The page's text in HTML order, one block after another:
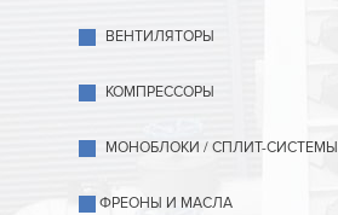
ВЕНТИЛЯТОРЫ
КОМПРЕССОРЫ
МОНОБЛОКИ / СПЛИТ-СИСТЕМЫ
ФРЕОНЫ И МАСЛА